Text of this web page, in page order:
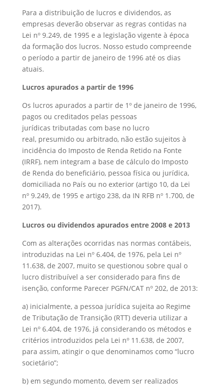
Para a distribuição de lucros e dividendos, as
empresas deverão observar as regras contidas na
Lei nº 9.249, de 1995 e a legislação vigente à época
da formação dos lucros. Nosso estudo compreende
o período a partir de janeiro de 1996 até os dias
atuais.
Lucros apurados a partir de 1996
Os lucros apurados a partir de 1º de janeiro de 1996,
pagos ou creditados pelas pessoas
jurídicas tributadas com base no lucro
real, presumido ou arbitrado, não estão sujeitos à
incidência do Imposto de Renda Retido na Fonte
(IRRF), nem integram a base de cálculo do Imposto
de Renda do beneficiário, pessoa física ou jurídica,
domiciliada no País ou no exterior (artigo 10, da Lei
nº 9.249, de 1995 e artigo 238, da IN RFB nº 1.700, de
2017).
Lucros ou dividendos apurados entre 2008 e 2013
Com as alterações ocorridas nas normas contábeis,
introduzidas na Lei nº 6.404, de 1976, pela Lei nº
11.638, de 2007, muito se questionou sobre qual o
lucro distribuível a ser considerado para fins de
isenção, conforme Parecer PGFN/CAT nº 202, de 2013:
a) inicialmente, a pessoa jurídica sujeita ao Regime
de Tributação de Transição (RTT) deveria utilizar a
Lei nº 6.404, de 1976, já considerando os métodos e
critérios introduzidos pela Lei nº 11.638, de 2007,
para assim, atingir o que denominamos como “lucro
societário”;
b) em segundo momento, devem ser realizados